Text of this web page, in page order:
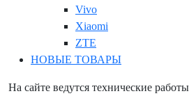
Vivo
Xiaomi
ZTE
НОВЫЕ ТОВАРЫ
На сайте ведутся технические работы